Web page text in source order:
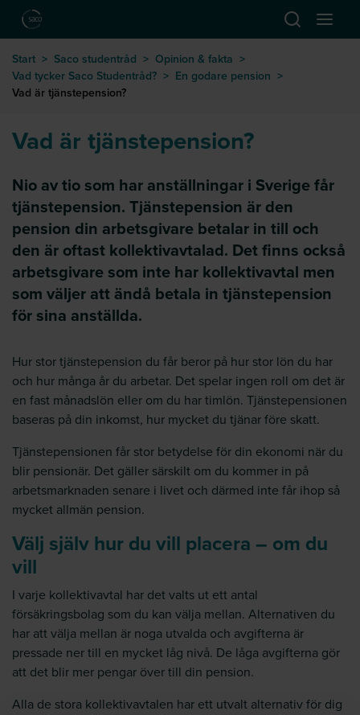
Hoppa till huvudinnehåll Öppna
Start > Saco studentråd > Opinion & fakta >
Vad tycker Saco Studentråd? > En godare pension >
Vad är tjänstepension?
Vad är tjänstepension?
Nio av tio som har anställningar i Sverige får
tjänstepension. Tjänstepension är den
pension din arbetsgivare betalar in till och
den är oftast kollektivavtalad. Det finns också
arbetsgivare som inte har kollektivavtal men
som väljer att ändå betala in tjänstepension
för sina anställda.
Hur stor tjänstepension du får beror på hur stor lön du har
och hur många år du arbetar. Det spelar ingen roll om det är
en fast månadslön eller om du har timlön. Tjänstepensionen
baseras på din inkomst, hur mycket du tjänar före skatt.
Tjänstepensionen får stor betydelse för din ekonomi när du
blir pensionär. Det gäller särskilt om du kommer in på
arbetsmarknaden senare i livet och därmed inte får ihop så
mycket allmän pension.
Välj själv hur du vill placera – om du
vill
I varje kollektivavtal har det valts ut ett antal
försäkringsbolag som du kan välja mellan. Alternativen du
har att välja mellan är noga utvalda och avgifterna är
pressade ner till en mycket låg nivå. De låga avgifterna gör
att det blir mer pengar över till din pension.
Alla de stora kollektivavtalen har ett utvalt alternativ för dig